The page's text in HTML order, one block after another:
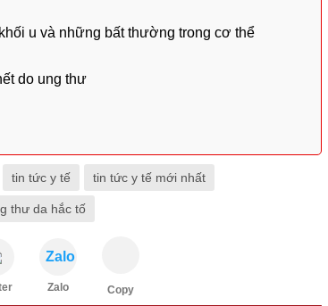
u và những bất thường trong cơ thể
do ung thư
tin tức y tế tin tức y tế mới nhất
thư da hắc tố
Zalo
Zalo Copy